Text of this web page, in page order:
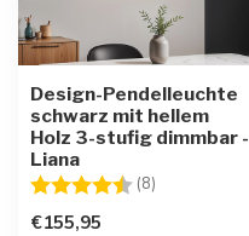
Design-Pendelleuchte
schwarz mit hellem
Holz 3-stufig dimmbar -
Liana
Bewertung:
(8)
€155,95